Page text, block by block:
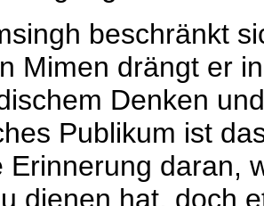
beschränkt
Mimen drängt er
Denken
Publikum ist
Erinnerung daran,
dienen hat, doch